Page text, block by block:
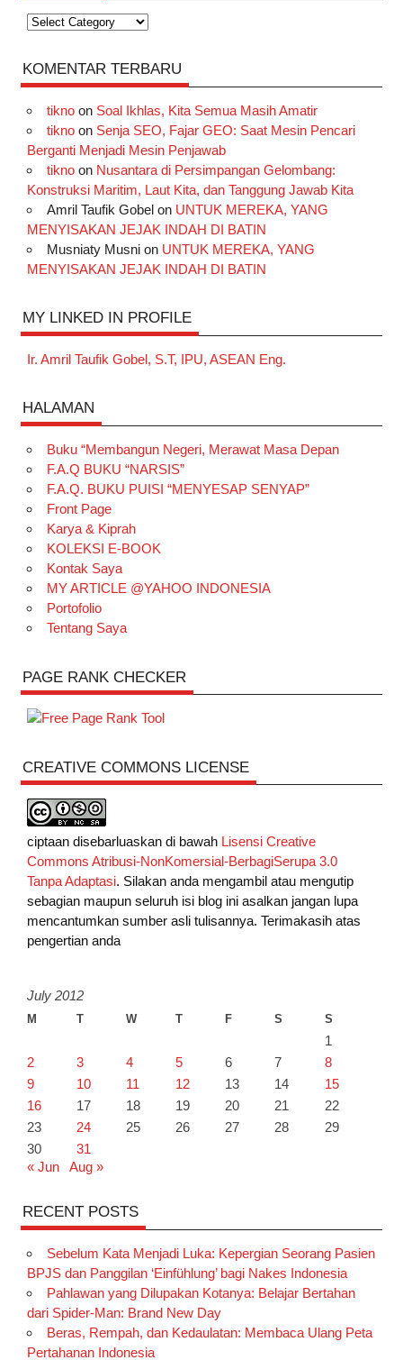
Kategori
KOMENTAR TERBARU
tiknoon Soal Ikhlas, Kita Semua Masih Amatir
tiknoon Senja SEO, Fajar GEO: Saat Mesin Pencari
Berganti Menjadi Mesin Penjawab
tiknoon Nusantara di Persimpangan Gelombang:
Konstruksi Maritim, Laut Kita, dan Tanggung Jawab Kita
Amril Taufik Gobelon UNTUK MEREKA, YANG
MENYISAKAN JEJAK INDAH DI BATIN
Musniaty Musnion UNTUK MEREKA, YANG
MENYISAKAN JEJAK INDAH DI BATIN
MY LINKED IN PROFILE
Ir. Amril Taufik Gobel, S.T, IPU, ASEAN Eng.
HALAMAN
Buku “Membangun Negeri, Merawat Masa Depan
F.A.Q BUKU “NARSIS”
F.A.Q. BUKU PUISI “MENYESAP SENYAP”
Front Page
Karya & Kiprah
KOLEKSI E-BOOK
Kontak Saya
MY ARTICLE @YAHOO INDONESIA
Portofolio
Tentang Saya
PAGE RANK CHECKER
CREATIVE COMMONS LICENSE
ciptaan disebarluaskan di bawah Lisensi Creative
Commons Atribusi-NonKomersial-BerbagiSerupa 3.0
Tanpa Adaptasi. Silakan anda mengambil atau mengutip
sebagian maupun seluruh isi blog ini asalkan jangan lupa
mencantumkan sumber asli tulisannya. Terimakasih atas
pengertian anda
July 2012
M T W T F S S
1
2
3 4 5 6 7
8
9
10 11 12 13 14
15
16
17 18 19 20 21
22
23
24 25 26 27 28
29
30
31
« Jun
Aug »
RECENT POSTS
Sebelum Kata Menjadi Luka: Kepergian Seorang Pasien
BPJS dan Panggilan ‘Einfühlung’ bagi Nakes Indonesia
Pahlawan yang Dilupakan Kotanya: Belajar Bertahan
dari Spider-Man: Brand New Day
Beras, Rempah, dan Kedaulatan: Membaca Ulang Peta
Pertahanan Indonesia